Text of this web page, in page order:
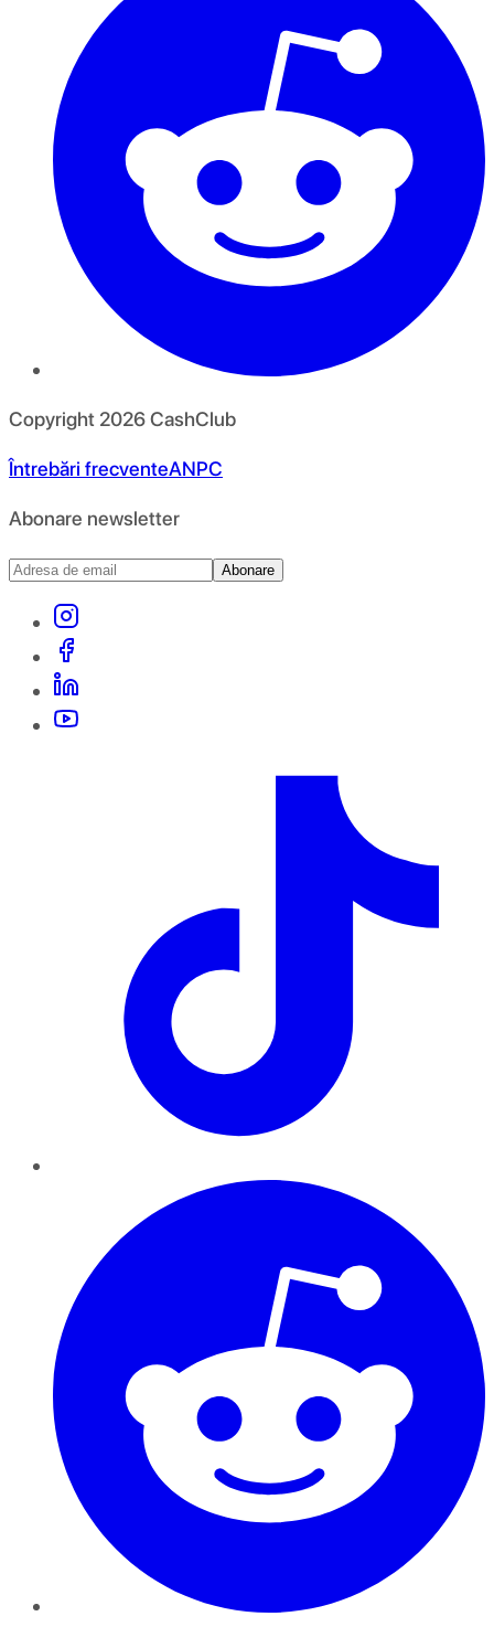
Copyright 2026CashClub
Întrebări frecventeANPC
Abonare newsletter
Abonare